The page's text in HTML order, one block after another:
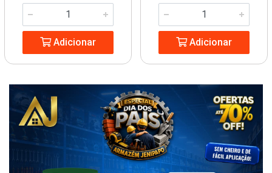
Adicionar Adicionar